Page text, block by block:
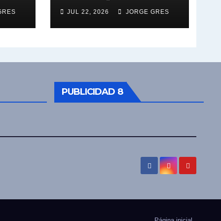
JUL 22, 2026 JORGE GRES
PUBLICIDAD 8